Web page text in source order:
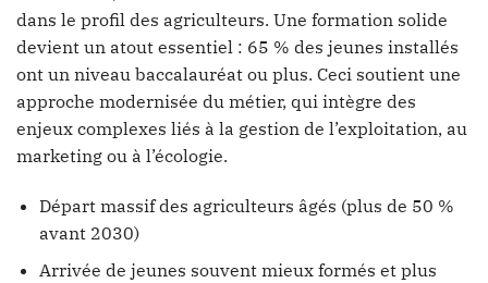
dans le profil des agriculteurs. Une formation solide
devient un atout essentiel : 65 % des jeunes installés
ont un niveau baccalauréat ou plus. Ceci soutient une
approche modernisée du métier, qui intègre des
enjeux complexes liés à la gestion de l’exploitation, au
marketing ou à l’écologie.
Départ massif des agriculteurs âgés (plus de 50 %
avant 2030)
Arrivée de jeunes souvent mieux formés et plus